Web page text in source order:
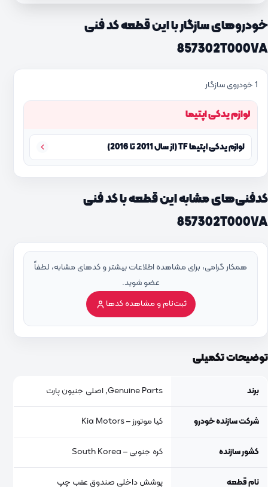
خودروهای سازگار با این قطعه کد فنی
857302T000VA
1 خودروی سازگار
لوازم یدکی اپتیما
لوازم یدکی اپتیما TF (از سال 2011 تا 2016)
کدفنی‌های مشابه این قطعه با کد فنی
857302T000VA
همکار گرامی، برای مشاهده اطلاعات بیشتر و کدهای مشابه، لطفاً
عضو شوید.
ثبت‌نام و مشاهده کدها
توضیحات تکمیلی
برند Genuine Parts, اصلی جنیون پارت
شرکت سازنده خودرو کیا موتورز – Kia Motors
کشور سازنده کره جنوبی – South Korea
نام قطعه پوشش داخلی صندوق عقب چپ